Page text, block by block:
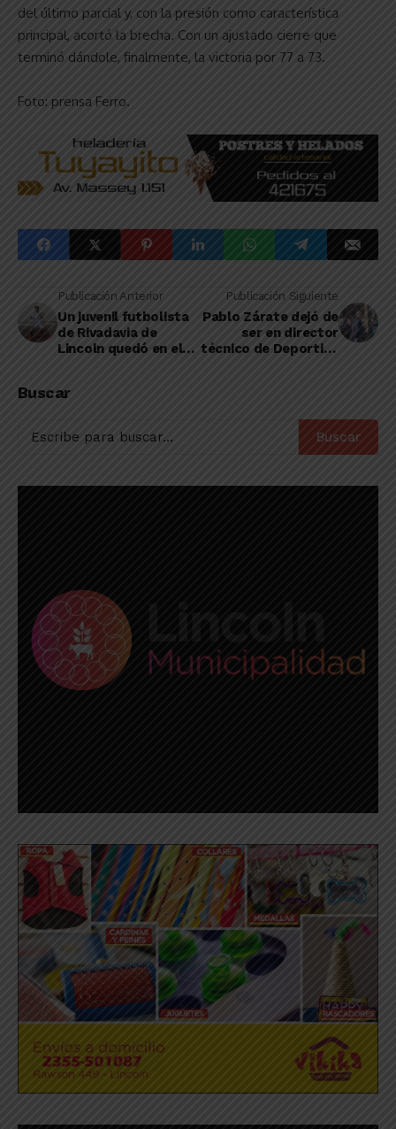
del último parcial y, con la presión como característica
principal, acortó la brecha. Con un ajustado cierre que
terminó dándole, finalmente, la victoria por 77 a 73.
Foto: prensa Ferro.
Publicación Anterior
Un juvenil futbolista
de Rivadavia de
Lincoln quedó en el
Publicación Siguiente
Pablo Zárate dejó de
ser en director
técnico de Deportivo
Buscar
Buscar